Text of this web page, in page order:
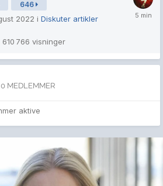
646
2022 i Diskuter artikler
610 766 visninger
0 MEDLEMMER
aktive